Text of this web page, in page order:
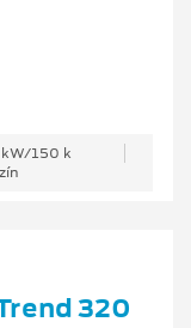
150 k
320